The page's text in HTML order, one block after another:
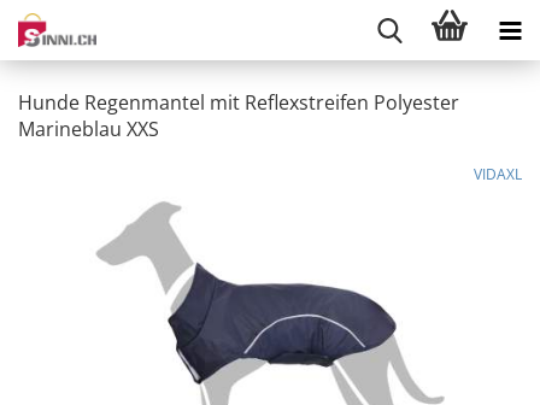
Hunde Regenmantel mit Reflexstreifen Polyester
Marineblau XXS
VIDAXL